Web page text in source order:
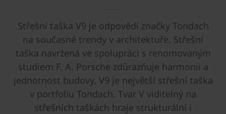
Střešní taška V9 je odpovědí značky Tondach
na současné trendy v architektuře. Střešní
taška navržená ve spolupráci s renomovaným
studiem F. A. Porsche zdůrazňuje harmonii a
jednotnost budovy. V9 je největší střešní taška
v portfoliu Tondach. Tvar V viditelný na
střešních taškách hraje strukturální i